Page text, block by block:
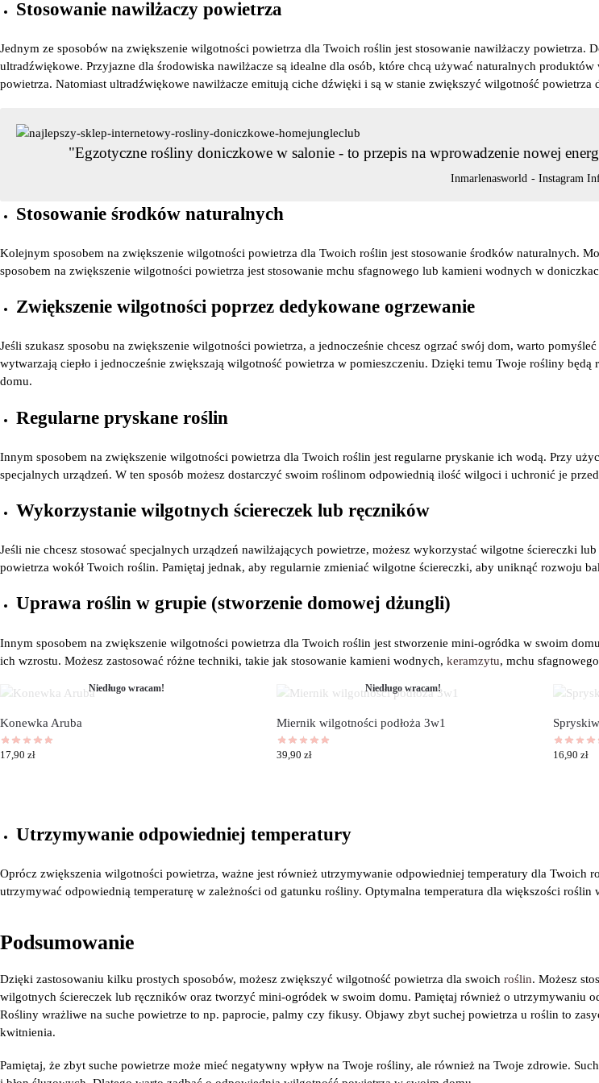
Stosowanie nawilżaczy powietrza
Jednym ze sposobów na zwiększenie wilgotności powietrza dla Twoich roślin jest stosowanie nawilżaczy powietrza.
ultradźwiękowe. Przyjazne dla środowiska nawilżacze są idealne dla osób, które chcą używać naturalnych
powietrza. Natomiast ultradźwiękowe nawilżacze emitują ciche dźwięki i są w stanie zwiększyć wilgotność powietrza
"Egzotyczne rośliny doniczkowe w salonie - to przepis na wprowadzenie nowej
Inmarlenasworld - Instagram
Stosowanie środków naturalnych
Kolejnym sposobem na zwiększenie wilgotności powietrza dla Twoich roślin jest stosowanie środków naturalnych.
sposobem na zwiększenie wilgotności powietrza jest stosowanie mchu sfagnowego lub kamieni wodnych w
Zwiększenie wilgotności poprzez dedykowane ogrzewanie
Jeśli szukasz sposobu na zwiększenie wilgotności powietrza, a jednocześnie chcesz ogrzać swój dom, warto
wytwarzają ciepło i jednocześnie zwiększają wilgotność powietrza w pomieszczeniu. Dzięki temu Twoje rośliny
domu.
Regularne pryskane roślin
Innym sposobem na zwiększenie wilgotności powietrza dla Twoich roślin jest regularne pryskanie ich wodą. Przy
specjalnych urządzeń. W ten sposób możesz dostarczyć swoim roślinom odpowiednią ilość wilgoci i uchronić je
Wykorzystanie wilgotnych ściereczek lub ręczników
Jeśli nie chcesz stosować specjalnych urządzeń nawilżających powietrze, możesz wykorzystać wilgotne ściereczki
powietrza wokół Twoich roślin. Pamiętaj jednak, aby regularnie zmieniać wilgotne ściereczki, aby uniknąć rozwoju
Uprawa roślin w grupie (stworzenie domowej dżungli)
Innym sposobem na zwiększenie wilgotności powietrza dla Twoich roślin jest stworzenie mini-ogródka w swoim
ich wzrostu. Możesz zastosować różne techniki, takie jak stosowanie kamieni wodnych, keramzytu, mchu
Niedługo wracam!
Konewka Aruba
17,90 zł
Niedługo wracam!
Miernik wilgotności podłoża 3w1
39,90zł 16,90zł
Utrzymywanie odpowiedniej temperatury
Oprócz zwiększenia wilgotności powietrza, ważne jest również utrzymywanie odpowiedniej temperatury dla Twoich
utrzymywać odpowiednią temperaturę w zależności od gatunku rośliny. Optymalna temperatura dla większości roślin
Podsumowanie
Dzięki zastosowaniu kilku prostych sposobów, możesz zwiększyć wilgotność powietrza dla swoich roślin. Możesz
wilgotnych ściereczek lub ręczników oraz tworzyć mini-ogródek w swoim domu. Pamiętaj również o utrzymywaniu
Rośliny wrażliwe na suche powietrze to np. paprocie, palmy czy fikusy. Objawy zbyt suchej powietrza u roślin to
kwitnienia.
Pamiętaj, że zbyt suche powietrze może mieć negatywny wpływ na Twoje rośliny, ale również na Twoje zdrowie.